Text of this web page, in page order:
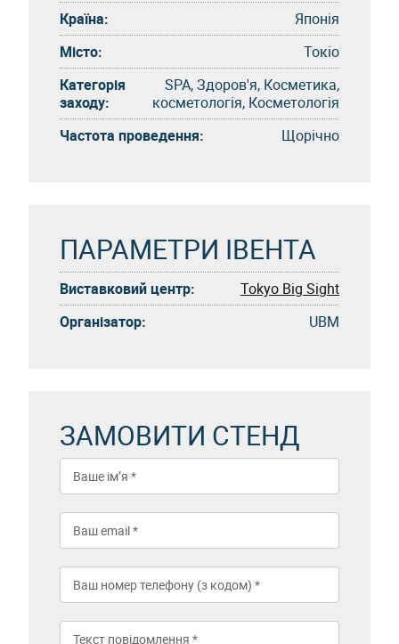
Країна:
Японія
Місто:
Токіо
Категорія
заходу:
SPA, Здоров'я, Косметика,
косметологія, Косметологія
Частота проведення:
Щорічно
ПАРАМЕТРИ ІВЕНТА
Виставковий центр:
Tokyo Big Sight
Організатор:
UBM
ЗАМОВИТИ СТЕНД